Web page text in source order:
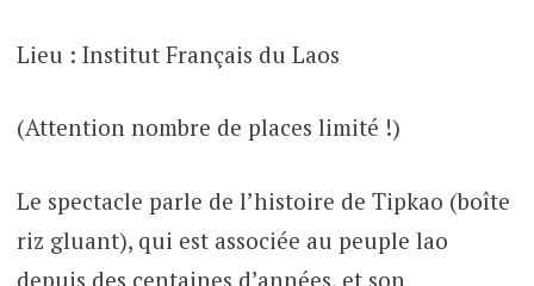
Lieu : Institut Français du Laos
(Attention nombre de places limité !)
Le spectacle parle de l’histoire de Tipkao (boîte
riz gluant), qui est associée au peuple lao
depuis des centaines d’années, et son